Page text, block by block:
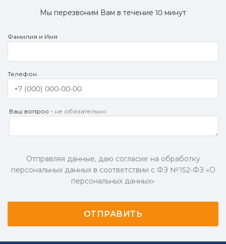
Мы перезвоним Вам в течение 10 минут
Фамилия и Имя
Телефон
Ваш вопрос - не обязательно
Отправляя данные, даю согласие на обработку
персональных данных в соответствии с ФЗ № 152-ФЗ «О
персональных данных»